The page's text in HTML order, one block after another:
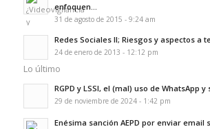
enfoquen...
31 de agosto de 2015 - 9:24 am
Redes Sociales II; Riesgos y aspectos a
24 de enero de 2013 - 12:12 pm
Lo último
RGPD y LSSI, el (mal) uso de WhatsApp y
29 de noviembre de 2024 - 1:42 pm
Enésima sanción AEPD por enviar email